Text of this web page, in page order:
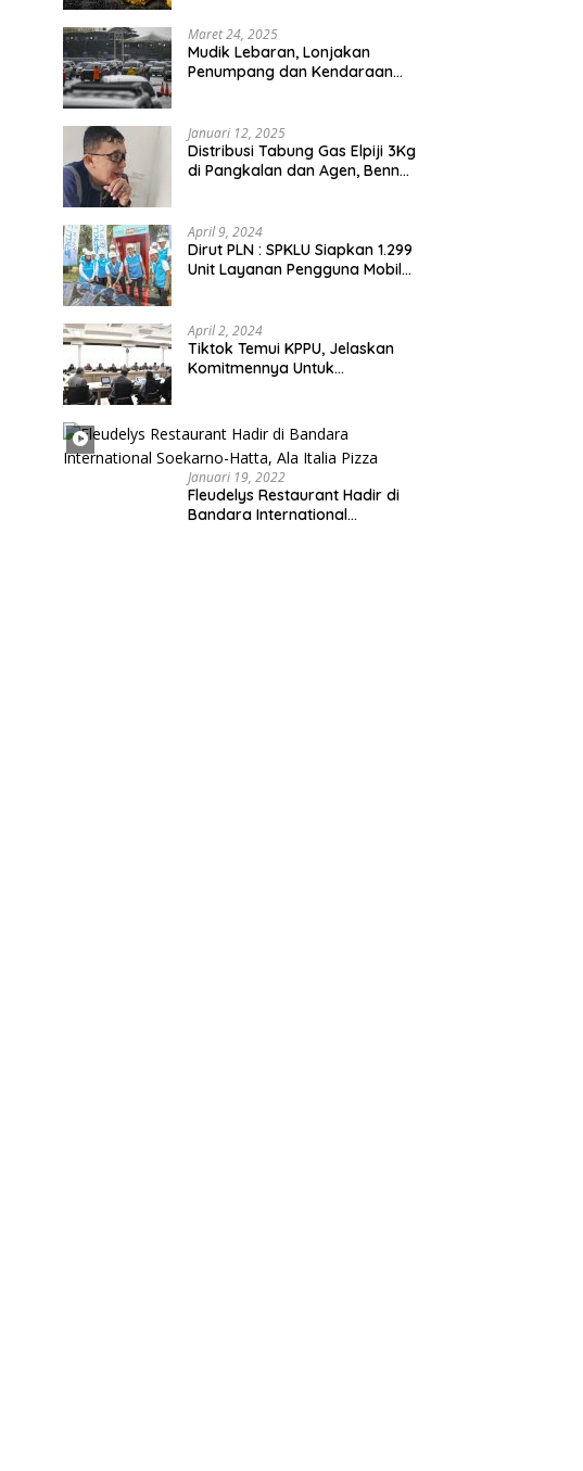
Maret 24, 2025
Mudik Lebaran, Lonjakan
Penumpang dan Kendaraan
Januari 12, 2025
Distribusi Tabung Gas Elpiji 3Kg
di Pangkalan dan Agen, Benny
Dalam Pengawasan
April 9, 2024
Dirut PLN : SPKLU Siapkan 1.299
Unit Layanan Pengguna Mobil
April 2, 2024
Tiktok Temui KPPU, Jelaskan
Komitmennya Untuk
Januari 19, 2022
Fleudelys Restaurant Hadir di
Bandara International